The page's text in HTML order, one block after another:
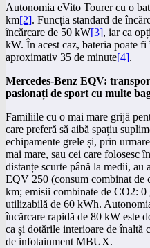
Autonomia eVito Tourer cu o
km[2]. Funcția standard de
încărcare de 50 kW[3], iar ca
kW. În acest caz, bateria poate
aproximativ 35 de minute[4].
Mercedes-Benz EQV:
pasionați de sport cu multe
Familiile cu o mai mare grijă
care preferă să aibă spațiu
echipamente grele și, prin
mai mare, sau cei care folosesc
distanțe scurte până la medii, au
EQV 250 (consum combinat
km; emisii combinate de CO2: 0
utilizabilă de 60 kWh.
încărcare rapidă de 80 kW este
ca și dotările interioare de înaltă
de infotainment MBUX.